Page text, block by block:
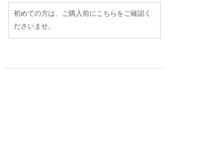
初めての方は、ご購入前にこちらをご確認く
ださいませ。